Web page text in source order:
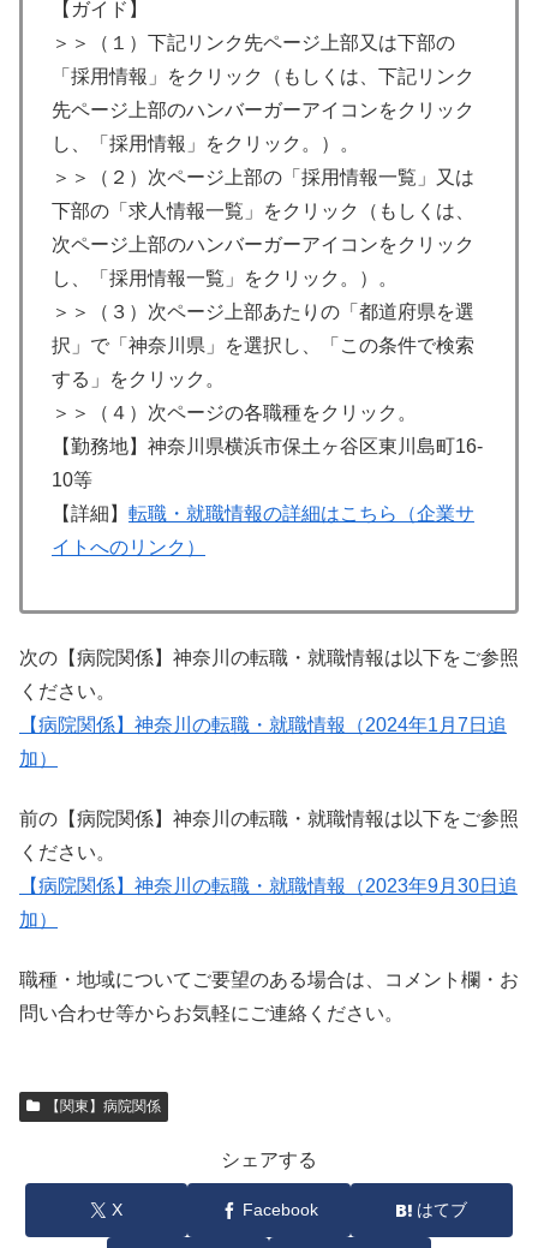
【ガイド】
＞＞（１）下記リンク先ページ上部又は下部の
「採用情報」をクリック（もしくは、下記リンク
先ページ上部のハンバーガーアイコンをクリック
し、「採用情報」をクリック。）。
＞＞（２）次ページ上部の「採用情報一覧」又は
下部の「求人情報一覧」をクリック（もしくは、
次ページ上部のハンバーガーアイコンをクリック
し、「採用情報一覧」をクリック。）。
＞＞（３）次ページ上部あたりの「都道府県を選
択」で「神奈川県」を選択し、「この条件で検索
する」をクリック。
＞＞（４）次ページの各職種をクリック。
【勤務地】神奈川県横浜市保土ヶ谷区東川島町16-
10等
【詳細】 転職・就職情報の詳細はこちら（企業サ
イトへのリンク）
次の【病院関係】神奈川の転職・就職情報は以下をご参照
ください。
【病院関係】神奈川の転職・就職情報（2024年1月7日追
加）
前の【病院関係】神奈川の転職・就職情報は以下をご参照
ください。
【病院関係】神奈川の転職・就職情報（2023年9月30日追
加）
職種・地域についてご要望のある場合は、コメント欄・お
問い合わせ等からお気軽にご連絡ください。
【関東】病院関係
シェアする
X Facebook はてブ